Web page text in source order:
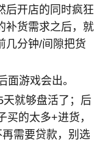
后开店的同时疯狂
补货需求之后，就
几分钟/间隙把货
面游戏会出。
就够盘活了；后
的太多+进货，
需要贷款，别选